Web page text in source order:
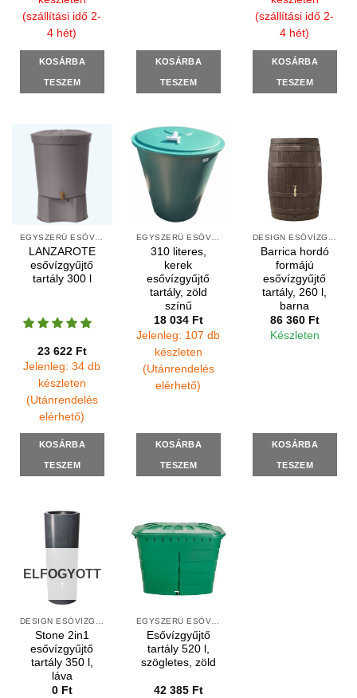
(szállítási idő 2-
4 hét)
KOSÁRBA
TESZEM
KOSÁRBA
TESZEM
(szállítási idő 2-
4 hét)
KOSÁRBA
TESZEM
LANZAROTE
esővízgyűjtő
tartály 300 l
23 622 Ft
Jelenleg: 34 db
készleten
(Utánrendelés
elérhető)
KOSÁRBA
TESZEM
310 literes,
kerek
esővízgyűjtő
tartály, zöld
színű
18 034 Ft
Jelenleg: 107 db
készleten
(Utánrendelés
elérhető)
KOSÁRBA
TESZEM
Barrica hordó
formájú
esővízgyűjtő
tartály, 260 l,
barna
86 360 Ft
Készleten
KOSÁRBA
TESZEM
ELFOGYOTT
Stone 2in1
esővízgyűjtő
tartály 350 l,
láva
0 Ft
Esővízgyűjtő
tartály 520 l,
szögletes, zöld
42 385 Ft